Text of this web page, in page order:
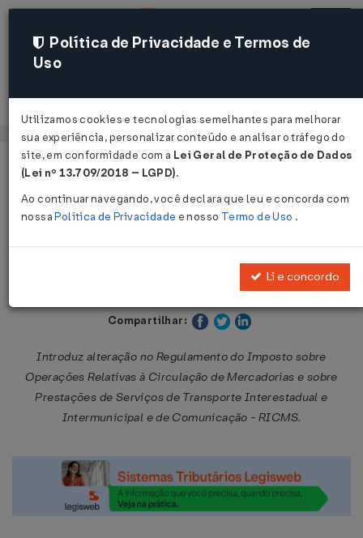
Acessar
Página Inicial Legislações
Decreto Nº 58451 DE 11/10/2012
Publicado no DOE - SP em 12 out 2012
Compartilhar:
Introduz alteração no Regulamento do Imposto sobre
Operações Relativas à Circulação de Mercadorias e sobre
Prestações de Serviços de Transporte Interestadual e
Intermunicipal e de Comunicação - RICMS.
Política de Privacidade e Termos de
Uso
Utilizamos cookies e tecnologias semelhantes para melhorar
sua experiência, personalizar conteúdo e analisar o tráfego do
site, em conformidade com a Lei Geral de Proteção de Dados
(Lei nº 13.709/2018 – LGPD).
Ao continuar navegando, você declara que leu e concorda com
nossaPolítica de Privacidade e nosso Termo de Uso .
Li e concordo